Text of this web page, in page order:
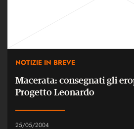
NOTIZIE IN BREVE
Macerata: consegnati gli
Progetto Leonardo
25/05/2004